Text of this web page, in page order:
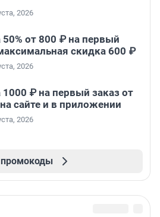
2026
от 800 ₽ на первый
скидка 600 ₽
2026
₽ на первый заказ от
сайте и в приложении
2026
промокоды